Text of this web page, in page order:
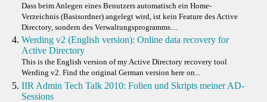
Dass beim Anlegen eines Benutzers automatisch ein Home-
Verzeichnis (Basisordner) angelegt wird, ist kein Feature des Active
Directory, sondern des Verwaltungsprogramms....
Werding v2 (English version): Online data recovery for
Active Directory
This is the English version of my Active Directory recovery tool
Werding v2. Find the original German version here on...
IIR Admin Tech Talk 2010: Folien und Skripts meiner AD-
Sessions